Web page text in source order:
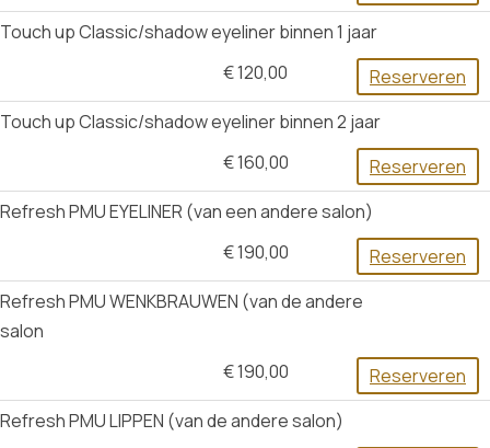
Touch up Classic/shadow eyeliner binnen 1 jaar
Reserveren
€ 120,00
Touch up Classic/shadow eyeliner binnen 2 jaar
Reserveren
€ 160,00
Refresh PMU EYELINER (van een andere salon)
Reserveren
€ 190,00
Refresh PMU WENKBRAUWEN (van de andere
salon
Reserveren
€ 190,00
Refresh PMU LIPPEN (van de andere salon)